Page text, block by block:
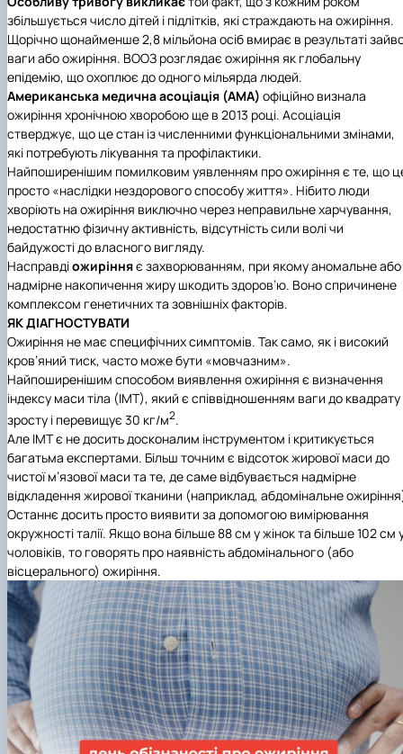
(MOOCs)
SEB-2025
University Research Services Catalogue
LearningFaculty of Design and Engineering
Faculty of Economics
Faculty of Food Science, Nutrition and
Management
Faculty of Humanities and Pedagogy
Faculty of Information Technologies
Faculty of Land Management
Faculty of Law
Faculty of Veterinary Medicine
Mechanical and Technological Faculty
Faculty of Plant Protection, Biotechnology
Farm named after O.V. Muzychenko
Educational and Research Farm «Vorzel»
Science
Research Institute of Forestry and
Horticulture
Research Institute of Technology and
Animal Products
Research and Design Institute of
Standardisation and Technologies of Eco-Safe
Organic Products
Ukrainian Laboratory of Quality and Safety of
Agricultural Products
Ukrainian Research Institute of Agricultural
Architecture and Design
Berezhany Agrotechnical Institute
Berezhany Professional College
Bobrovytsia Professional College named after
Mainova
Boyarka College of Ecology and Natural
Resources
Crimean Agro-Industrial College
Crimean Technical College of Land
and Agricultural Mechanisation
Irpin Professional College
Mukachevo Professional College
Nemishaieve Professional College
Nizhyn Agrotechnical Institute
Nizhyn Professional College
Prybrezhne Agrarian College
Rivne Professional College
Zalishchyky Professional College named after
Ye. Khraplivyi
International Students Office
збільшується число дітей і підлітків, які страждають на ожиріння.
Щорічно щонайменше 2,8 мільйона осіб вмирає в результаті
ваги або ожиріння. ВООЗ розглядає ожиріння як глобальну
епідемію, що охоплює до одного мільярда людей.
Американська медична асоціація (AMA) офіційно визнала
ожиріння хронічною хворобою ще в 2013 році. Асоціація
стверджує, що це стан із численними функціональними змінами,
які потребують лікування та профілактики.
Найпоширенішим помилковим уявленням про ожиріння є те, що
просто «наслідки нездорового способу життя». Нібито люди
хворіють на ожиріння виключно через неправильне харчування,
недостатню фізичну активність, відсутність сили волі чи
байдужості до власного вигляду.
Насправдіожирінняє захворюванням, при якому аномальне або
надмірне накопичення жиру шкодить здоров’ю. Воно спричинене
комплексом генетичних та зовнішніх факторів.
ЯК ДІАГНОСТУВАТИ
Ожиріння не має специфічних симптомів. Так само, як і високий
кров’яний тиск, часто може бути «мовчазним».
Найпоширенішим способом виявлення ожиріння є визначення
індексу маси тіла (ІМТ), який є співвідношенням ваги до квадрату
зросту і перевищує 30 кг/м2.
Але ІМТ є не досить досконалим інструментом і критикується
багатьма експертами. Більш точним є відсоток жирової маси до
чистої м’язової маси та те, де саме відбувається надмірне
відкладення жирової тканини (наприклад, абдомінальне
Останнє досить просто виявити за допомогою вимірювання
окружності талії. Якщо вона більше 88 см у жінок та більше 102 см
чоловіків, то говорять про наявність абдомінального (або
вісцерального) ожиріння.